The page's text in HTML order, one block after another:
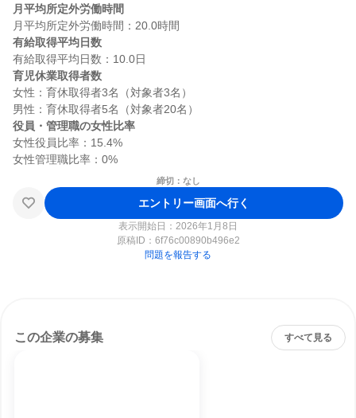
月平均所定外労働時間
有給取得平均日数
育児休業取得者数
女性：育休取得者3名（対象者3名）
役員・管理職の女性比率
女性役員比率：15.4%
締切：なし
エントリー画面へ行く
表示開始日：2026年1月8日
原稿ID： 6f76c00890b496e2
問題を報告する
この企業の募集 すべて見る